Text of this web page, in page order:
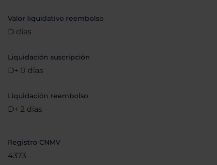
Valor liquidativo reembolso
D días
Liquidación suscripción
D+ 0 días
Liquidación reembolso
D+ 2 días
Registro CNMV
4373